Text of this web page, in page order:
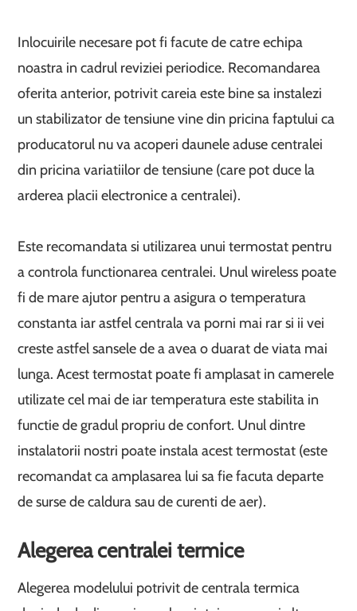
Inlocuirile necesare pot fi facute de catre echipa
noastra in cadrul reviziei periodice. Recomandarea
oferita anterior, potrivit careia este bine sa instalezi
un stabilizator de tensiune vine din pricina faptului ca
producatorul nu va acoperi daunele aduse centralei
din pricina variatiilor de tensiune (care pot duce la
arderea placii electronice a centralei).
Este recomandata si utilizarea unui termostat pentru
a controla functionarea centralei. Unul wireless poate
fi de mare ajutor pentru a asigura o temperatura
constanta iar astfel centrala va porni mai rar si ii vei
creste astfel sansele de a avea o duarat de viata mai
lunga. Acest termostat poate fi amplasat in camerele
utilizate cel mai de iar temperatura este stabilita in
functie de gradul propriu de confort. Unul dintre
instalatorii nostri poate instala acest termostat (este
recomandat ca amplasarea lui sa fie facuta departe
de surse de caldura sau de curenti de aer).
Alegerea centralei termice
Alegerea modelului potrivit de centrala termica